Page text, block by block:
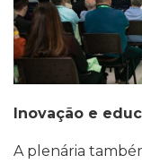
Inovação e
A plenária